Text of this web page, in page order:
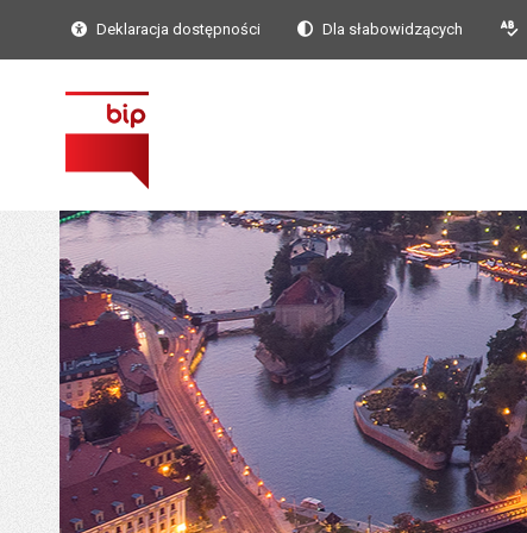
Deklaracja dostępności Dla słabowidzących